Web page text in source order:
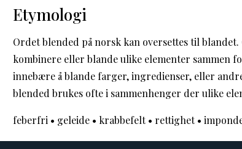
Etymologi
Ordet blended på norsk kan oversettes til
kombinere eller blande ulike elementer sammen
innebære å blande farger, ingredienser, eller
blended brukes ofte i sammenhenger der ulike
feberfri • geleide • krabbefelt• rettighet•